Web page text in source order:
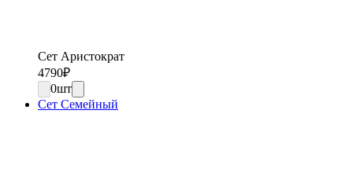
Сет Аристократ
4790₽
0шт
Сет Семейный